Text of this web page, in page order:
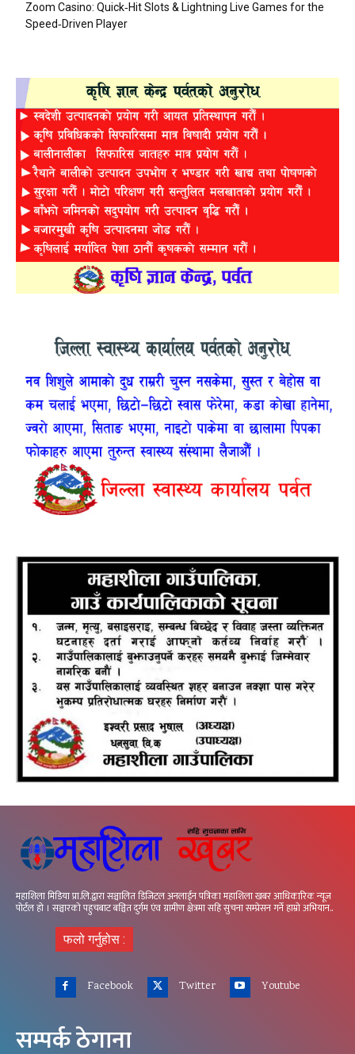
Zoom Casino: Quick‑Hit Slots & Lightning Live Games for the
Speed‑Driven Player
महाशिला मिडिया प्रा.लि.द्वारा सञ्चालित डिजिटल अनलाईन पत्रिका महाशिला खबर आधिकारिक न्यूज
पोर्टल हो । सञ्चारको पहुचबाट बञ्चित दुर्गम एंव ग्रामीण क्षेत्रमा सहि सुचना सम्प्रेसन गर्ने हाम्रो अभियान..
फलो गर्नुहोस :
Facebook Twitter Youtube
सम्पर्क ठेगाना